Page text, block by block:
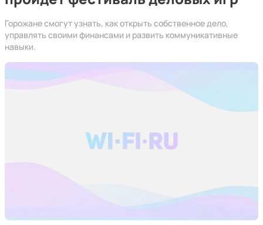
Горожане смогут узнать, как открыть собственное дело,
управлять своими финансами и развить коммуникативные
навыки.